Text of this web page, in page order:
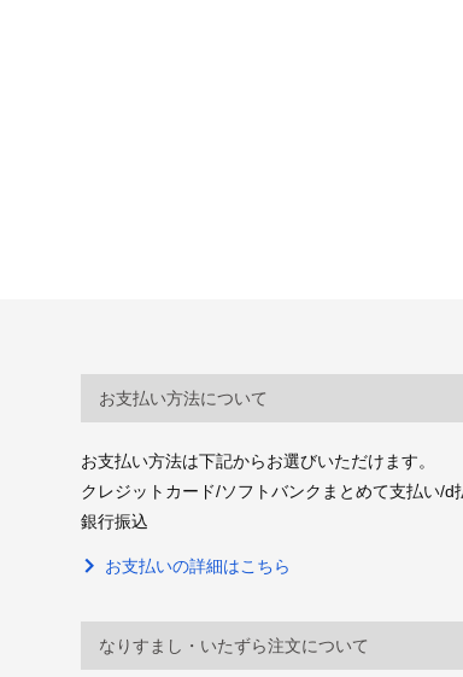
お支払い方法について
お支払い方法は下記からお選びいただけます。
クレジットカード/ソフトバンクまとめて支払い/
銀行振込
お支払いの詳細はこちら
なりすまし・いたずら注文について